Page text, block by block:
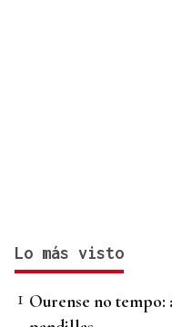
Lo más visto
Ourense no tempo: